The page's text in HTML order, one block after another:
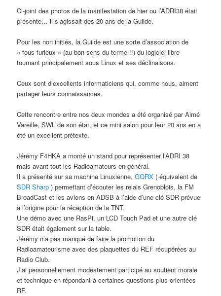
Ci-joint des photos de la manifestation de hier ou l’ADRI38 était
présente… il s’agissait des 20 ans de la Guilde.
Pour les non initiés, la Guilde est une sorte d’association de
« fous furieux » (au bon sens du terme !!) du logiciel libre
tournant principalement sous Linux et ses déclinaisons.
Ceux sont d’excellents informaticiens qui, comme nous, aiment
partager leurs connaissances.
Cette rencontre entre nos deux mondes a été organisé par Aimé
Vareille, SWL de son état, et ce mini salon pour leur 20 ans en a
été un excellent prétexte.
Jérémy F4HKA a monté un stand pour représenter l’ADRI 38
mais avant tout les Radioamateurs en général.
Il a présenté sur sa machine Linuxienne,GQRX ( équivalent de
SDR Sharp ) permettant d’écouter les relais Grenoblois, la FM
BroadCast et les avions en ADSB à l’aide d’une clé SDR prévue
à l’origine pour la réception de la TNT.
Une démo avec une RasPi, un LCD Touch Pad et une autre clé
SDR était également sur la table.
Jérémy n’a pas manqué de faire la promotion du
Radioamateurisme avec des plaquettes du REF récupérées au
Radio Club.
J’ai personnellement modestement participé au soutient morale
et technique en répondant à certaines questions plus orientées
RF.